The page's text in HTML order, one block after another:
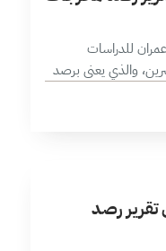
للدراسات
والذي يعنى برصد
وذلك للنصف
تقرير رصد